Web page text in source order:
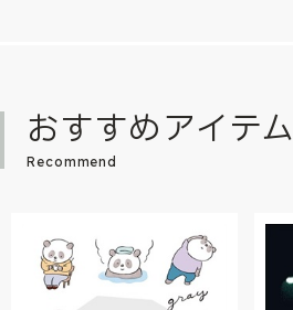
おすすめアイテム
Recommend